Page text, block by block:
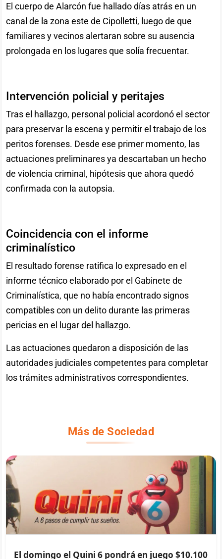
El cuerpo de Alarcón fue hallado días atrás en un
canal de la zona este de Cipolletti, luego de que
familiares y vecinos alertaran sobre su ausencia
prolongada en los lugares que solía frecuentar.
Intervención policial y peritajes
Tras el hallazgo, personal policial acordonó el sector
para preservar la escena y permitir el trabajo de los
peritos forenses. Desde ese primer momento, las
actuaciones preliminares ya descartaban un hecho
de violencia criminal, hipótesis que ahora quedó
confirmada con la autopsia.
Coincidencia con el informe
criminalístico
El resultado forense ratifica lo expresado en el
informe técnico elaborado por el Gabinete de
Criminalística, que no había encontrado signos
compatibles con un delito durante las primeras
pericias en el lugar del hallazgo.
Las actuaciones quedaron a disposición de las
autoridades judiciales competentes para completar
los trámites administrativos correspondientes.
Más de Sociedad
El domingo el Quini 6 pondrá en juego $10.100